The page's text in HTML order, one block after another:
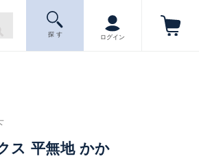
探 す ログイン
ス 平無地 かか